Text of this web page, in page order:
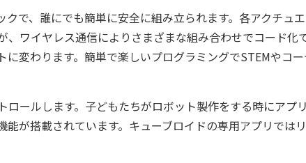
で、誰にでも簡単に安全に組み立られます。各アクチュ
ワイヤレス通信によりさまざまな組み合わせでコード化
変わります。簡単で楽しいプログラミングでSTEMやコー
ールします。子どもたちがロボット製作をする時にアプ
が搭載されています。キューブロイドの専用アプリでは